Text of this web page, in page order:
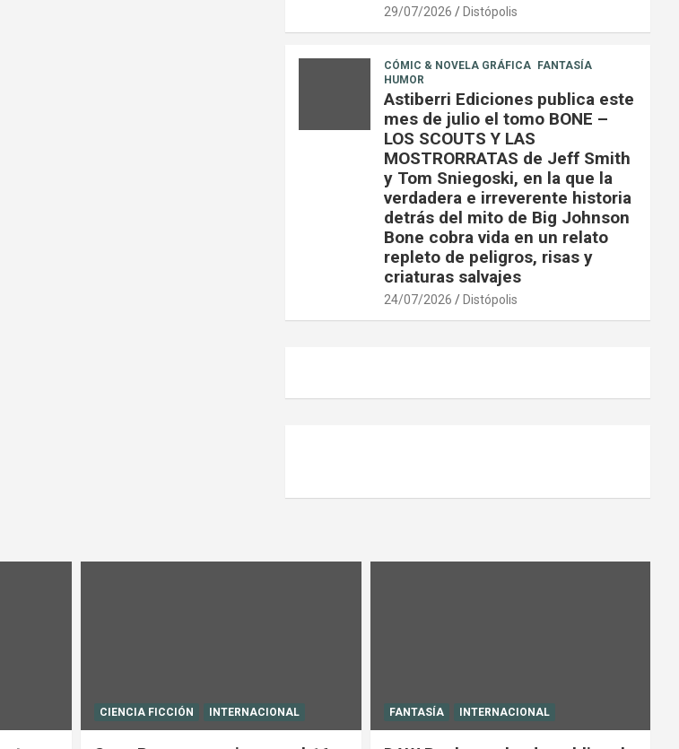
29/07/2026 Distópolis
CÓMIC & NOVELA GRÁFICA FANTASÍA
HUMOR
Astiberri Ediciones publica este
mes de julio el tomo BONE –
LOS SCOUTS Y LAS
MOSTRORRATAS de Jeff Smith
y Tom Sniegoski, en la que la
verdadera e irreverente historia
detrás del mito de Big Johnson
Bone cobra vida en un relato
repleto de peligros, risas y
criaturas salvajes
24/07/2026 Distópolis
CIENCIA FICCIÓN INTERNACIONAL FANTASÍA INTERNACIONAL